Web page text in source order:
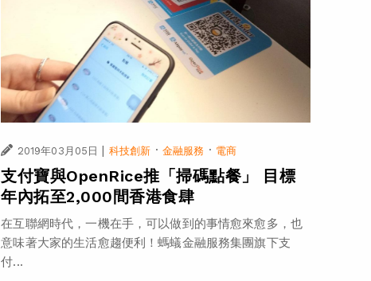
2019年03月05日 科技創新 · 金融服務 · 電商
支付寶與OpenRice推「掃碼點餐」 目標
年內拓至2,000間香港食肆
在互聯網時代，一機在手，可以做到的事情愈來愈多，也
意味著大家的生活愈趨便利！螞蟻金融服務集團旗下支
付...